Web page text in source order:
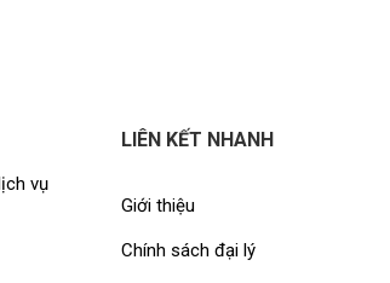
vụ
LIÊN KẾT NHANH
Giới thiệu
Chính sách đại lý